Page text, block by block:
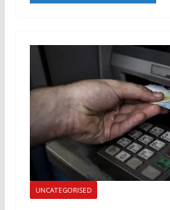
UNCATEGORISED